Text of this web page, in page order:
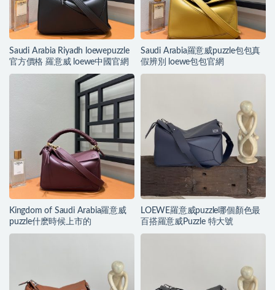
Saudi Arabia Riyadh loewepuzzle
官方價格 羅意威 loewe中國官網
Saudi Arabia羅意威puzzle包包真
假辨別 loewe包包官網
Kingdom of Saudi Arabia羅意威
puzzle什麽時候上市的
LOEWE羅意威puzzle哪個顏色最
百搭羅意威Puzzle 特大號